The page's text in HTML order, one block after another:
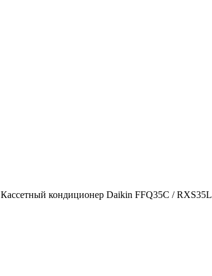
Кассетный кондиционер Daikin FFQ35C / RXS35L